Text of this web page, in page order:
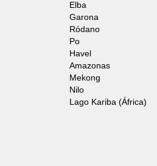
Elba
Garona
Ródano
Po
Havel
Amazonas
Mekong
Nilo
Lago Kariba (África)